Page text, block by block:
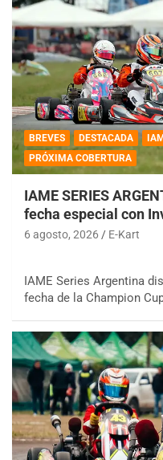
BREVES DESTACADA
PRÓXIMA COBERTURA
IAME SERIES
fecha especial con
6 agosto, 2026 E-Kart
IAME Series Argentina
fecha de la Champion